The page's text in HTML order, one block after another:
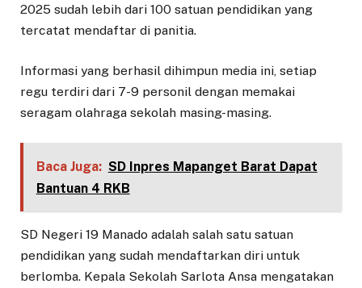
2025 sudah lebih dari 100 satuan pendidikan yang
tercatat mendaftar di panitia.
Informasi yang berhasil dihimpun media ini, setiap
regu terdiri dari 7-9 personil dengan memakai
seragam olahraga sekolah masing-masing.
Baca Juga: SD Inpres Mapanget Barat Dapat
Bantuan 4 RKB
SD Negeri 19 Manado adalah salah satu satuan
pendidikan yang sudah mendaftarkan diri untuk
berlomba. Kepala Sekolah Sarlota Ansa mengatakan